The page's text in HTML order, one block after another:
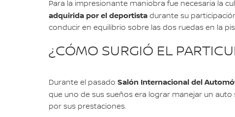
Para la impresionante maniobra fue necesaria la
adquirida por el deportistadurante su
conducir en equilibrio sobre las dos ruedas en la
¿CÓMO SURGIÓ EL
Durante el pasado Salón Internacional del
que uno de sus sueños era lograr manejar un
por sus prestaciones.